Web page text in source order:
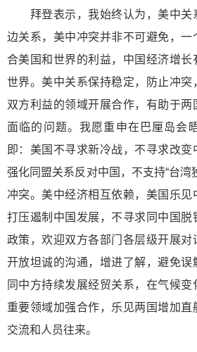
拜登表示，我始终认为，美中关
边关系，美中冲突并非不可避免，一
合美国和世界的利益，中国经济增长
世界。美中关系保持稳定，防止冲突
双方利益的领域开展合作，有助于两
面临的问题。我愿重申在巴厘岛会
即：美国不寻求新冷战，不寻求改
强化同盟关系反对中国，不支持“台湾
冲突。美中经济相互依赖，美国乐见
打压遏制中国发展，不寻求同中国脱
政策，欢迎双方各部门各层级开展对
开放坦诚的沟通，增进了解，避免误
同中方持续发展经贸关系，在气候
重要领域加强合作，乐见两国增加直
交流和人员往来。